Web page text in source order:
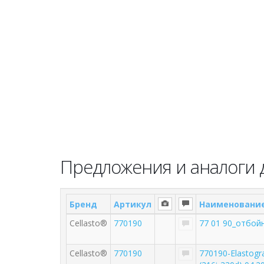
Предложения и аналоги
Бренд Артикул
Cellasto®
770190 77 01
Cellasto® 770190
770190-